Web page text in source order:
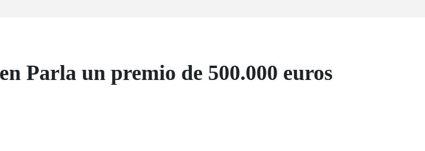
Parla un premio de 500.000 euros